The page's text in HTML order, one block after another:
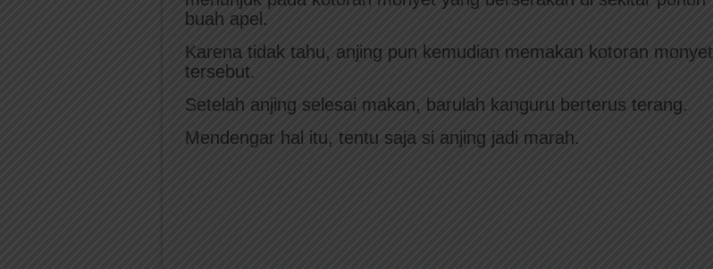
buah apel.
Karena tidak tahu, anjing pun kemudian memakan kotoran monyet
tersebut.
Setelah anjing selesai makan, barulah kanguru berterus terang.
Mendengar hal itu, tentu saja si anjing jadi marah.